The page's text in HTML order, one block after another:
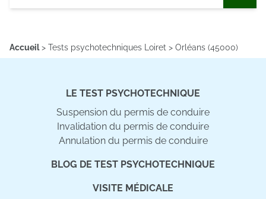
Accueil> Tests psychotechniques Loiret > Orléans (45000)
LE TEST PSYCHOTECHNIQUE
Suspension du permis de conduire
Invalidation du permis de conduire
Annulation du permis de conduire
BLOG DE TEST PSYCHOTECHNIQUE
VISITE MÉDICALE